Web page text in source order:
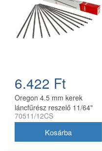
6.422 Ft
Oregon 4.5 mm kerek
láncfűrész reszelő 11/64"
12 db/doboz
70511/12CS